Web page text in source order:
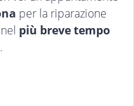
per la riparazione
più breve tempo
.